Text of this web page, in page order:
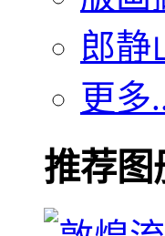
郎静
更多
推荐图